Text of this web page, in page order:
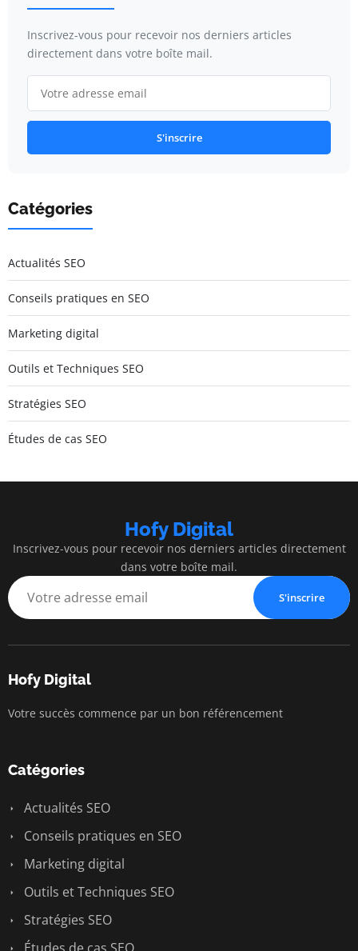
Inscrivez-vous pour recevoir nos derniers articles
directement dans votre boîte mail.
S'inscrire
Catégories
Actualités SEO
Conseils pratiques en SEO
Marketing digital
Outils et Techniques SEO
Stratégies SEO
Études de cas SEO
Hofy Digital
Inscrivez-vous pour recevoir nos derniers articles directement
dans votre boîte mail.
S'inscrire
Hofy Digital
Votre succès commence par un bon référencement
Catégories
Actualités SEO
Conseils pratiques en SEO
Marketing digital
Outils et Techniques SEO
Stratégies SEO